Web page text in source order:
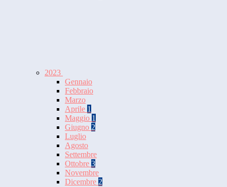
2023
Gennaio
Febbraio
Marzo
Aprile 1
Maggio 1
Giugno 2
Luglio
Agosto
Settembre
Ottobre 3
Novembre
Dicembre 2